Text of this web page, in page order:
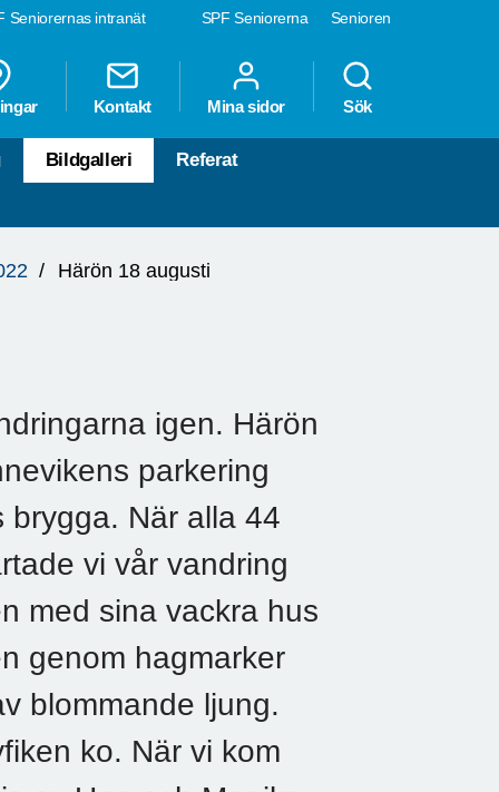
SPF Seniorerna Senioren
Seniorernas intranät
Kontakt Mina sidor Sök
Bildgalleri Referat
Härön 18 augusti
igen. Härön
parkering
brygga. När alla 44
vi vår vandring
med sina vackra hus
genom hagmarker
blommande ljung.
ko. När vi kom